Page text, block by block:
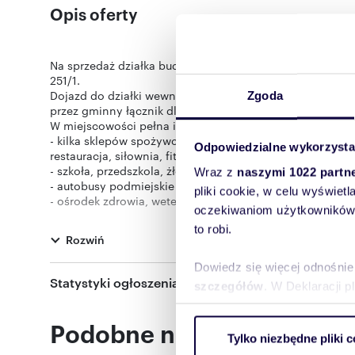
Zgoda
Odpowiedzialne
Wraz z naszymi 1022
pliki cookie, w celu
oczekiwaniom
to robi.
Dowiedz się więcej
szczegółów . W Deklaracji
ruch w naszej witrynie.
Tylko niezbędne pliki
Opis oferty
Na sprzedaż działka budowalna położona w centrum
251/1.
Dojazd do działki wewnętrzną drogą gminną
przez gminny łącznik dla ruchu pieszego.
W miejscowości pełna infrastruktura:
- kilka sklepów spożywczych, wielobranżowych,
restauracja, siłownia, fitnes).
- szkoła, przedszkola, żłobek,
- autobusy podmiejskie oraz przystanek szynobusu,
- ośrodek zdrowia, weterynarz oraz apteka,
- paczkomaty oraz placówka pocztowa.
Dużym atutem Kamieńca jest dobre położenie
handlowo usługowa. W odległości około 300 metrów
połączenie z innymi dzielnicami miasta. Dodatkowo
w Dobrzykowicach. W okolicy również dużo terenów
Delikatesy Centrum, apteka oraz szkoła i przedszkole.
jednorodzinnej lub usługowej:
1) zabudowa mieszkaniowa jednorodzinna.
2) zabudowa usługowa, z wyłączeniem:
Rozwiń
Statystyki ogłoszenia:
Podobne nieruchomości